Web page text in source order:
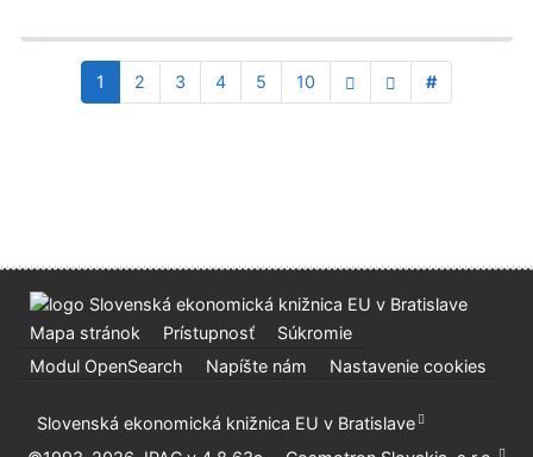
1 2 3 4 5 10 #
Mapa stránok Prístupnosť
Súkromie
Modul OpenSearch
Napíšte nám Nastavenie cookies
Slovenská ekonomická knižnica EU v Bratislave